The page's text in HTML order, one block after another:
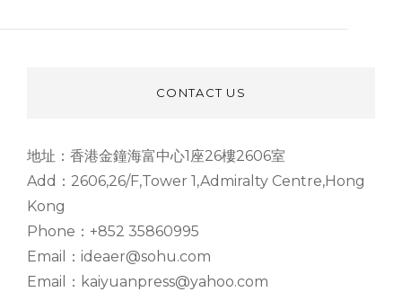
CONTACT US
地址：香港金鐘海富中心1座26樓2606室
Add：2606,26/F,Tower 1,Admiralty Centre,Hong
Kong
Phone：+852 35860995
Email：ideaer@sohu.com
Email：kaiyuanpress@yahoo.com